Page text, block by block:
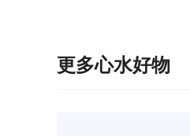
更多心水好物